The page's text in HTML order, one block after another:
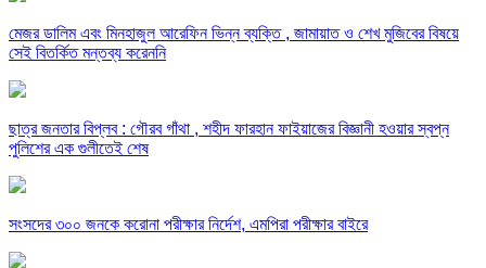
মেজর ডালিম এবং মিনহাজুল আরেফিন ভিন্ন ব্যক্তি , জামায়াত ও শেখ মুজিবের বিষয়ে
সেই বিতর্কিত মন্তব্য করেননি
ছাত্র জনতার বিপ্লব : গৌরব গাঁথা , শহীদ ফারহান ফাইয়াজের বিজ্ঞানী হওয়ার স্বপ্ন
পুলিশের এক গুলীতেই শেষ
সংসদের ৩০০ জনকে করোনা পরীক্ষার নির্দেশ, এমপিরা পরীক্ষার বাইরে